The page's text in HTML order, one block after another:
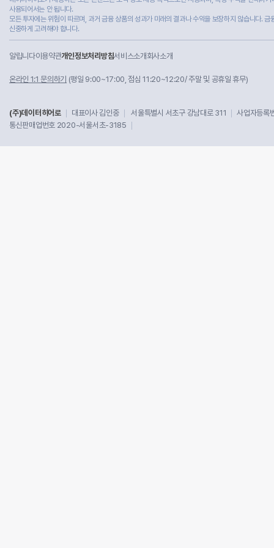
사용되어서는 안 됩니다.
모든 투자에는 위험이 따르며, 과거 금융 상품의 성과가 미래의 결과나 수익을 보장하지 않습니다.
신중하게 고려해야 합니다.
알립니다이용약관개인정보처리방침서비스소개 회사소개
온라인 1:1 문의하기 (평일 9:00~17:00, 점심 11:20~12:20/ 주말 및 공휴일 휴무)
(주)데이터히어로 대표이사 김인중 서울특별시 서초구 강남대로 311
사업자등
통신판매업번호 2020-서울서초-3185